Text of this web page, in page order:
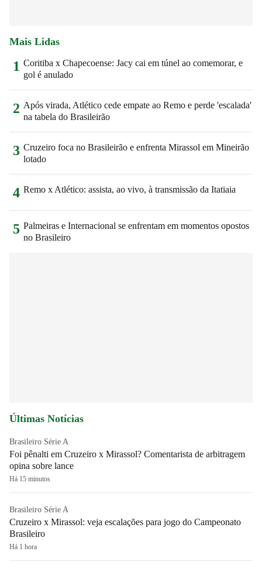
Mais Lidas
1 Coritiba x Chapecoense: Jacy cai em túnel ao comemorar, e
gol é anulado
2 Após virada, Atlético cede empate ao Remo e perde 'escalada'
na tabela do Brasileirão
3 Cruzeiro foca no Brasileirão e enfrenta Mirassol em Mineirão
lotado
4 Remo x Atlético: assista, ao vivo, à transmissão da Itatiaia
5 Palmeiras e Internacional se enfrentam em momentos opostos
no Brasileiro
Últimas Notícias
Brasileiro Série A
Foi pênalti em Cruzeiro x Mirassol? Comentarista de arbitragem
opina sobre lance
Há 15 minutos
Brasileiro Série A
Cruzeiro x Mirassol: veja escalações para jogo do Campeonato
Brasileiro
Há 1 hora